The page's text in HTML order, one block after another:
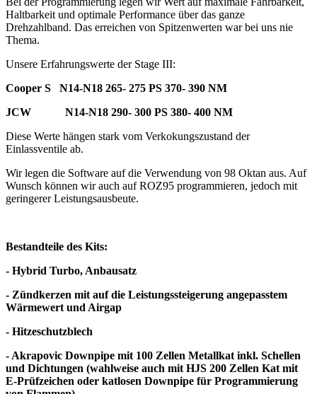
Haltbarkeit und optimale Performance über das ganze
Drehzahlband. Das erreichen von Spitzenwerten war bei uns nie
Thema.
Unsere Erfahrungswerte der Stage III:
Cooper S N14-N18 265- 275 PS 370- 390 NM
JCW N14-N18 290- 300 PS 380- 400 NM
Diese Werte hängen stark vom Verkokungszustand der
Einlassventile ab.
Wir legen die Software auf die Verwendung von 98 Oktan aus. Auf
Wunsch können wir auch auf ROZ95 programmieren, jedoch mit
geringerer Leistungsausbeute.
Bestandteile des Kits:
- Hybrid Turbo, Anbausatz
- Zündkerzen mit auf die Leistungssteigerung angepasstem
Wärmewert und Airgap
- Hitzeschutzblech
- Akrapovic Downpipe mit 100 Zellen Metallkat inkl. Schellen
und Dichtungen (wahlweise auch mit HJS 200 Zellen Kat mit
E-Prüfzeichen oder katlosen Downpipe für Programmierung